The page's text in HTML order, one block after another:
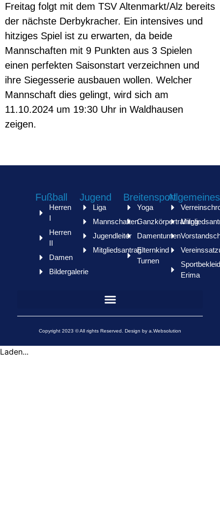
Freitag folgt mit dem TSV Altenmarkt/Alz bereits
der nächste Derbykracher. Ein intensives und
hitziges Spiel ist zu erwarten, da beide
Mannschaften mit 9 Punkten aus 3 Spielen
einen perfekten Saisonstart verzeichnen und
ihre Siegesserie ausbauen wollen. Welcher
Mannschaft dies gelingt, wird sich am
11.10.2024 um 19:30 Uhr in Waldhausen
zeigen.
Fußball
Herren
I
Herren
II
Damen
Bildergalerie
Jugend
Liga
Mannschaften
Jugendleiter
Mitgliedsantrag
Breitensport
Yoga
Ganzkörpertraining
Damenturnen
Elternkind
Turnen
Allgemeines
Erima
Copyright 2023 © All rights Reserved. Design by a.Websolution
Laden...